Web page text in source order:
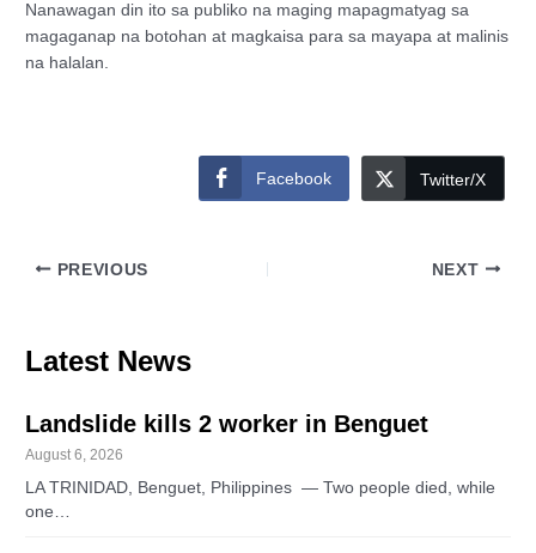
Nanawagan din ito sa publiko na maging mapagmatyag sa
magaganap na botohan at magkaisa para sa mayapa at malinis
na halalan.
Facebook Twitter/X
PREVIOUS NEXT
Latest News
Landslide kills 2 worker in Benguet
August 6, 2026
LA TRINIDAD, Benguet, Philippines — Two people died, while
one…